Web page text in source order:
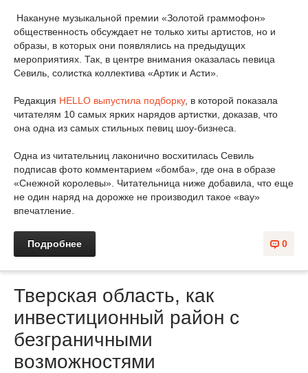
Накануне музыкальной премии «Золотой граммофон»
общественность обсуждает не только хиты артистов, но и
образы, в которых они появлялись на предыдущих
мероприятиях. Так, в центре внимания оказалась певица
Севиль, солистка коллектива «Артик и Асти».
Редакция HELLO выпустила подборку, в которой показала
читателям 10 самых ярких нарядов артистки, доказав, что
она одна из самых стильных певиц шоу-бизнеса.
Одна из читательниц лаконично восхитилась Севиль
подписав фото комментарием «бомба», где она в образе
«Снежной королевы». Читательница ниже добавила, что еще
не один наряд на дорожке не производил такое «вау»
впечатление.
0
Подробнее
Тверская область, как
инвестиционный район с
безграничными
возможностями